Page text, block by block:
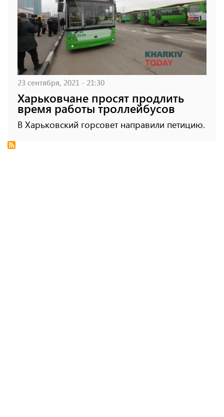
23 сентября, 2021 - 21:30
Харьковчане просят продлить
время работы троллейбусов
В Харьковский горсовет направили петицию.